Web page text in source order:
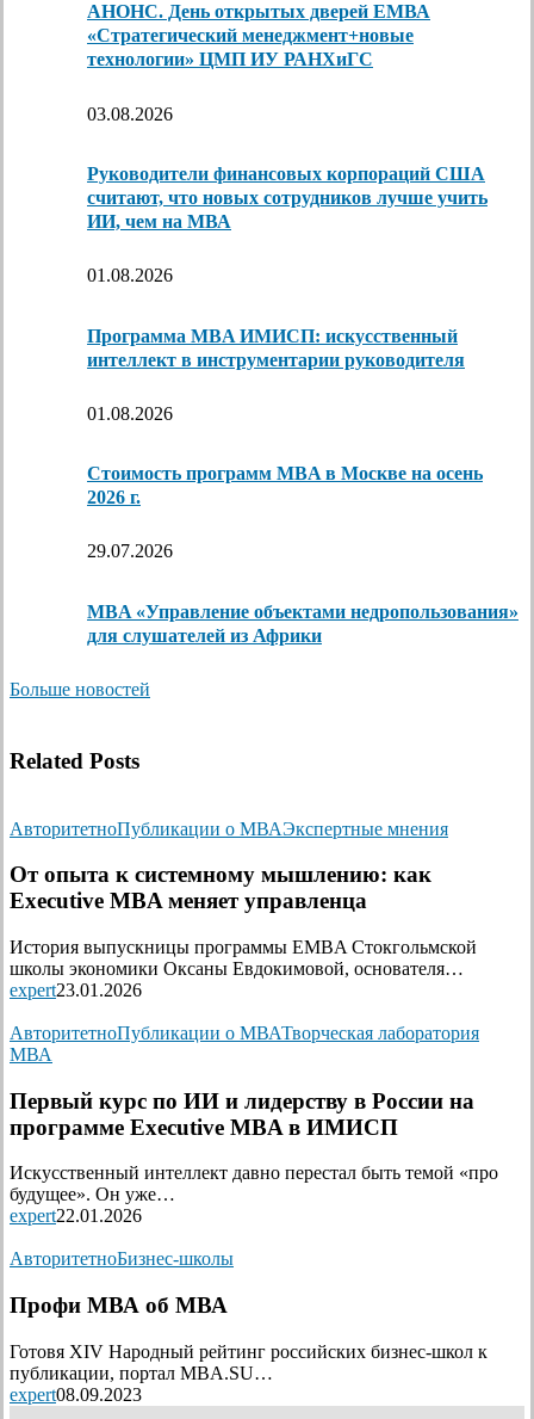
АНОНС. День открытых дверей ЕМВА
«Стратегический менеджмент+новые
технологии» ЦМП ИУ РАНХиГС
03.08.2026
Руководители финансовых корпораций США
считают, что новых сотрудников лучше учить
ИИ, чем на МВА
01.08.2026
Программа MBA ИМИСП: искусственный
интеллект в инструментарии руководителя
01.08.2026
Стоимость программ MBA в Москве на осень
2026 г.
29.07.2026
MBA «Управление объектами недропользования»
для слушателей из Африки
Больше новостей
Related Posts
АвторитетноПубликации о МВАЭкспертные мнения
От опыта к системному мышлению: как
Executive MBA меняет управленца
История выпускницы программы EMBA Стокгольмской
школы экономики Оксаны Евдокимовой, основателя…
expert23.01.2026
АвторитетноПубликации о МВАТворческая лаборатория
МВА
Первый курс по ИИ и лидерству в России на
программе Executive MBA в ИМИСП
Искусственный интеллект давно перестал быть темой «про
будущее». Он уже…
expert22.01.2026
АвторитетноБизнес-школы
Профи МВА об МВА
Готовя XIV Народный рейтинг российских бизнес-школ к
публикации, портал MBA.SU…
expert08.09.2023